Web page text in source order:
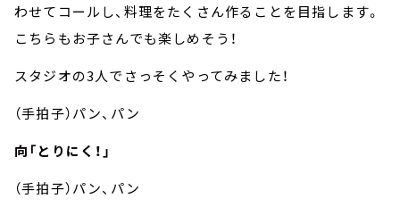
わせてコールし、料理をたくさん作ることを目指します。
こちらもお子さんでも楽しめそう！
スタジオの3人でさっそくやってみました！
（手拍子）パン、パン
向「とりにく！」
（手拍子）パン、パン